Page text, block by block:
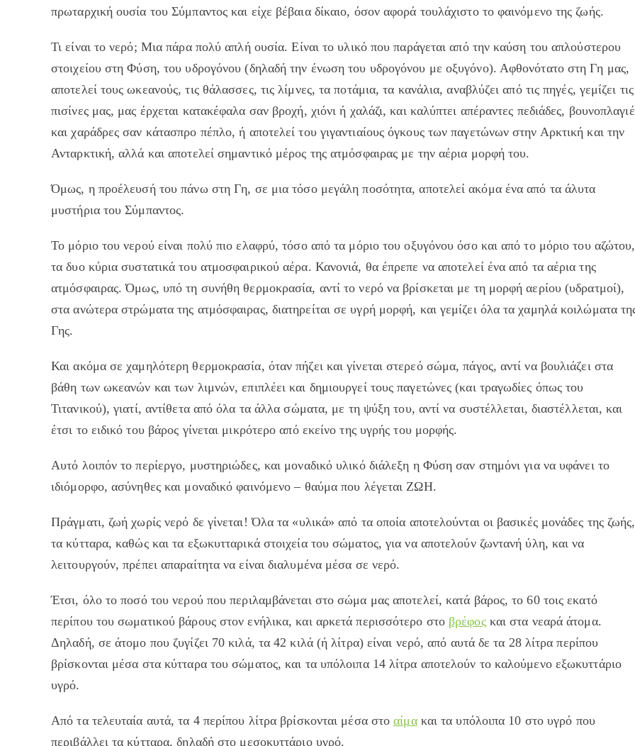
πρωταρχική ουσία του Σύμπαντος και είχε βέβαια δίκαιο, όσον αφορά τουλάχιστο το φαινόμενο της ζωής.
Τι είναι το νερό; Μια πάρα πολύ απλή ουσία. Είναι το υλικό που παράγεται από την καύση του απλούστερου
στοιχείου στη Φύση, του υδρογόνου (δηλαδή την ένωση του υδρογόνου με οξυγόνο). Αφθονότατο στη Γη μας,
αποτελεί τους ωκεανούς, τις θάλασσες, τις λίμνες, τα ποτάμια, τα κανάλια, αναβλύζει από τις πηγές, γεμίζει τις
πισίνες μας, μας έρχεται κατακέφαλα σαν βροχή, χιόνι ή χαλάζι, και καλύπτει απέραντες πεδιάδες,
και χαράδρες σαν κάτασπρο πέπλο, ή αποτελεί του γιγαντιαίους όγκους των παγετώνων στην Αρκτική και την
Ανταρκτική, αλλά και αποτελεί σημαντικό μέρος της ατμόσφαιρας με την αέρια μορφή του.
Όμως, η προέλευσή του πάνω στη Γη, σε μια τόσο μεγάλη ποσότητα, αποτελεί ακόμα ένα από τα άλυτα
μυστήρια του Σύμπαντος.
Το μόριο του νερού είναι πολύ πιο ελαφρύ, τόσο από τα μόριο του οξυγόνου όσο και από το μόριο του αζώτου,
τα δυο κύρια συστατικά του ατμοσφαιρικού αέρα. Κανονιά, θα έπρεπε να αποτελεί ένα από τα αέρια της
ατμόσφαιρας. Όμως, υπό τη συνήθη θερμοκρασία, αντί το νερό να βρίσκεται με τη μορφή αερίου (υδρατμοί),
στα ανώτερα στρώματα της ατμόσφαιρας, διατηρείται σε υγρή μορφή, και γεμίζει όλα τα χαμηλά κοιλώματα
Γης.
Και ακόμα σε χαμηλότερη θερμοκρασία, όταν πήζει και γίνεται στερεό σώμα, πάγος, αντί να βουλιάζει στα
βάθη των ωκεανών και των λιμνών, επιπλέει και δημιουργεί τους παγετώνες (και τραγωδίες όπως του
Τιτανικού), γιατί, αντίθετα από όλα τα άλλα σώματα, με τη ψύξη του, αντί να συστέλλεται, διαστέλλεται, και
έτσι το ειδικό του βάρος γίνεται μικρότερο από εκείνο της υγρής του μορφής.
Αυτό λοιπόν το περίεργο, μυστηριώδες, και μοναδικό υλικό διάλεξη η Φύση σαν στημόνι για να υφάνει το
ιδιόμορφο, ασύνηθες και μοναδικό φαινόμενο – θαύμα που λέγεται ΖΩΗ.
Πράγματι, ζωή χωρίς νερό δε γίνεται! Όλα τα «υλικά» από τα οποία αποτελούνται οι βασικές μονάδες της ζωής,
τα κύτταρα, καθώς και τα εξωκυτταρικά στοιχεία του σώματος, για να αποτελούν ζωντανή ύλη, και να
λειτουργούν, πρέπει απαραίτητα να είναι διαλυμένα μέσα σε νερό.
Έτσι, όλο το ποσό του νερού που περιλαμβάνεται στο σώμα μας αποτελεί, κατά βάρος, το 60 τοις εκατό
περίπου του σωματικού βάρους στον ενήλικα, και αρκετά περισσότερο στο βρέφοςκαι στα νεαρά άτομα.
Δηλαδή, σε άτομο που ζυγίζει 70 κιλά, τα 42 κιλά (ή λίτρα) είναι νερό, από αυτά δε τα 28 λίτρα περίπου
βρίσκονται μέσα στα κύτταρα του σώματος, και τα υπόλοιπα 14 λίτρα αποτελούν το καλούμενο εξωκυττάριο
υγρό.
Από τα τελευταία αυτά, τα 4 περίπου λίτρα βρίσκονται μέσα στοαίμακαι τα υπόλοιπα 10 στο υγρό που
περιβάλλει τα κύτταρα, δηλαδή στο μεσοκυττάριο υγρό.